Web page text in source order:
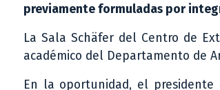
previamente formuladas por
La Sala Schäfer del Centro de
académico del Departamento de
En la oportunidad, el presidente